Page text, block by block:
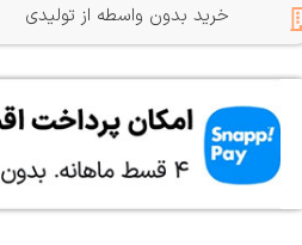
خرید بدون واسطه از تولیدی